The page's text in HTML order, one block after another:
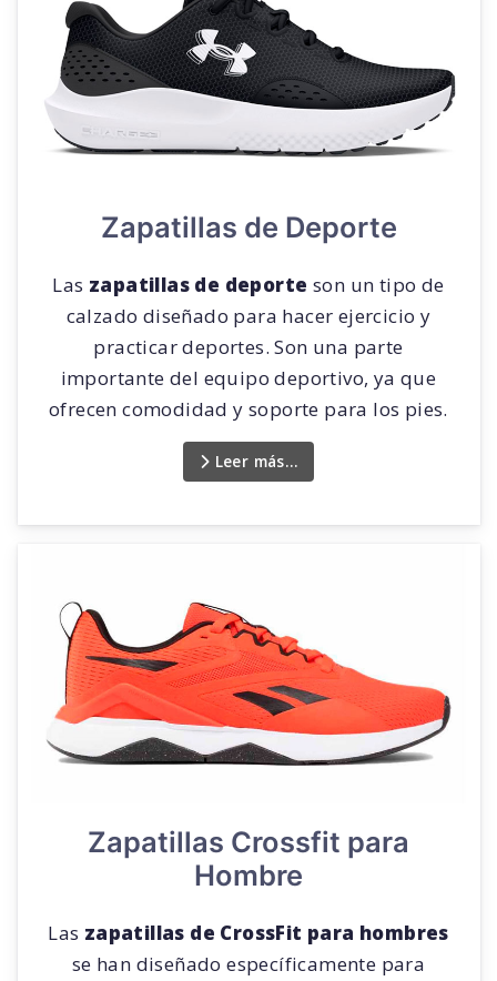
Zapatillas de Deporte
Las zapatillas de deporte son un tipo de
calzado diseñado para hacer ejercicio y
practicar deportes. Son una parte
importante del equipo deportivo, ya que
ofrecen comodidad y soporte para los pies.
Leer más…
Zapatillas Crossfit para
Hombre
Las zapatillas de CrossFit para hombres
se han diseñado específicamente para